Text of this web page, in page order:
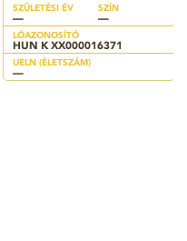
SZÜLETÉSI ÉV
—
SZÍN
—
LÓAZONOSÍTÓ
HUN K XX000016371
UELN (ÉLETSZÁM)
—